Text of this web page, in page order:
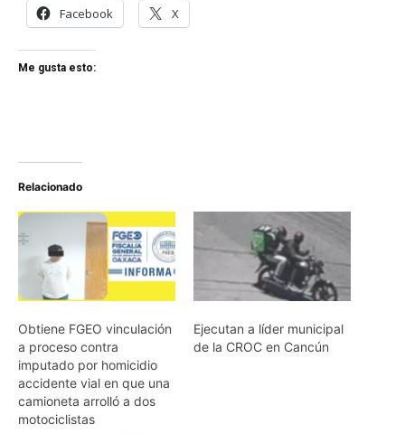
Facebook X
Me gusta esto:
Relacionado
Obtiene FGEO vinculación
a proceso contra
imputado por homicidio
accidente vial en que una
camioneta arrolló a dos
motociclistas
Ejecutan a líder municipal
de la CROC en Cancún